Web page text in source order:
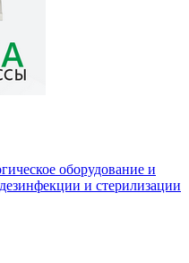
оборудование и
и стерилизации